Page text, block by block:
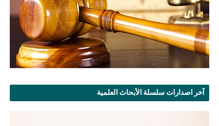
آخر اصدارات سلسلة الأبحاث العلمية